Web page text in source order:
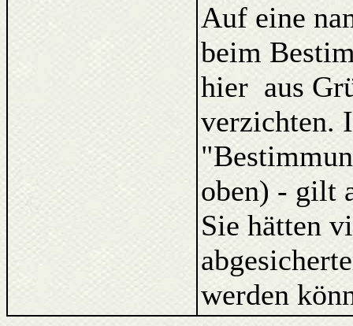
Auf eine
beim
hier aus
verzichten.
oben) - gilt
Sie hätten
werden